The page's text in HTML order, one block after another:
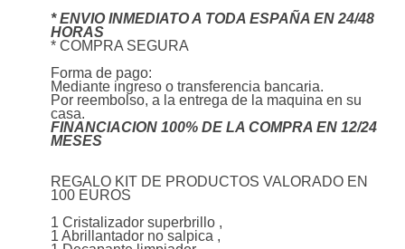
* ENVIO INMEDIATO A TODA ESPAÑA EN 24/48
HORAS
* COMPRA SEGURA
Forma de pago:
Mediante ingreso o transferencia bancaria.
Por reembolso, a la entrega de la maquina en su
casa.
FINANCIACION 100% DE LA COMPRA EN 12/24
MESES
REGALO KIT DE PRODUCTOS VALORADO EN
100 EUROS
1 Cristalizador superbrillo ,
1 Abrillantador no salpica ,